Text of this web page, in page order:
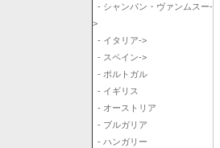
- シャンパン・ヴァンムスー-
>
- イタリア->
- スペイン->
- ポルトガル
- イギリス
- オーストリア
- ブルガリア
- ハンガリー